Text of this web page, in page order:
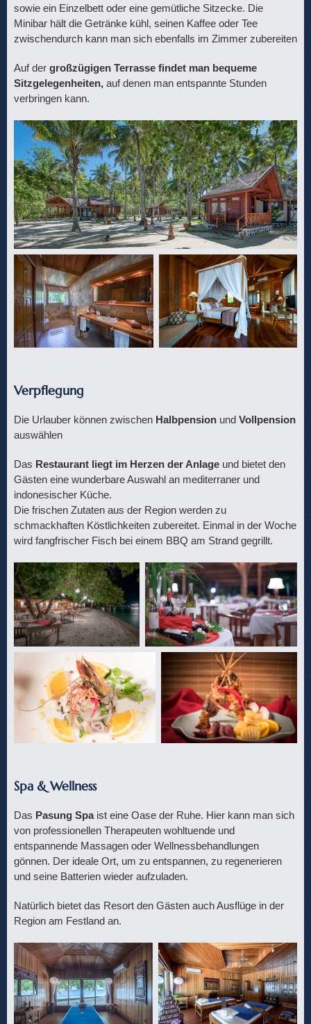
sowie ein Einzelbett oder eine gemütliche Sitzecke. Die
Minibar hält die Getränke kühl, seinen Kaffee oder Tee
zwischendurch kann man sich ebenfalls im Zimmer zubereiten
Auf der großzügigen Terrasse findet man bequeme
Sitzgelegenheiten, auf denen man entspannte Stunden
verbringen kann.
Verpflegung
Die Urlauber können zwischen Halbpension und Vollpension
auswählen
Das Restaurant liegt im Herzen der Anlage und bietet den
Gästen eine wunderbare Auswahl an mediterraner und
indonesischer Küche.
Die frischen Zutaten aus der Region werden zu
schmackhaften Köstlichkeiten zubereitet. Einmal in der Woche
wird fangfrischer Fisch bei einem BBQ am Strand gegrillt.
Spa & Wellness
Das Pasung Spaist eine Oase der Ruhe. Hier kann man sich
von professionellen Therapeuten wohltuende und
entspannende Massagen oder Wellnessbehandlungen
gönnen. Der ideale Ort, um zu entspannen, zu regenerieren
und seine Batterien wieder aufzuladen.
Natürlich bietet das Resort den Gästen auch Ausflüge in der
Region am Festland an.